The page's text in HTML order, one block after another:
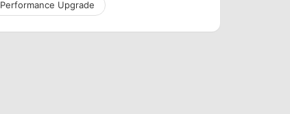
Performance Upgrade